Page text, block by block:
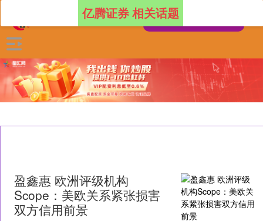
亿腾证券 相关话题
盈鑫惠 欧洲评级机构
Scope：美欧关系紧张损害
双方信用前景